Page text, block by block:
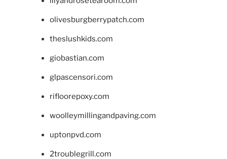
olivesburgberrypatch.com
theslushkids.com
giobastian.com
glpascensori.com
rifloorepoxy.com
woolleymillingandpaving.com
uptonpvd.com
2troublegrill.com